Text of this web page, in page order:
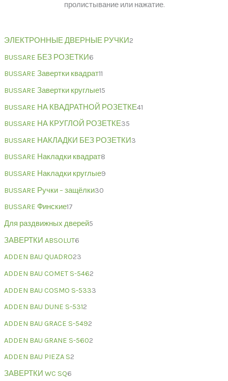
пролистывание или нажатие.
ЭЛЕКТРОННЫЕ ДВЕРНЫЕ РУЧКИ2
BUSSARE БЕЗ РОЗЕТКИ6
BUSSARE Завертки квадрат11
BUSSARE Завертки круглые15
BUSSARE НА КВАДРАТНОЙ РОЗЕТКЕ41
BUSSARE НА КРУГЛОЙ РОЗЕТКЕ35
BUSSARE НАКЛАДКИ БЕЗ РОЗЕТКИ3
BUSSARE Накладки квадрат8
BUSSARE Накладки круглые9
BUSSARE Ручки – защёлки30
BUSSARE Финские17
Для раздвижных дверей5
ЗАВЕРТКИ ABSOLUT6
ADDEN BAU QUADRO23
ADDEN BAU COMET S-5462
ADDEN BAU COSMO S-5333
ADDEN BAU DUNE S-5312
ADDEN BAU GRACE S-5492
ADDEN BAU GRANE S-5602
ADDEN BAU PIEZA S2
ЗАВЕРТКИ WC SQ6